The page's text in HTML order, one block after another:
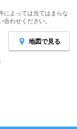
によっては当てはまらな
わせください。
地図で見る